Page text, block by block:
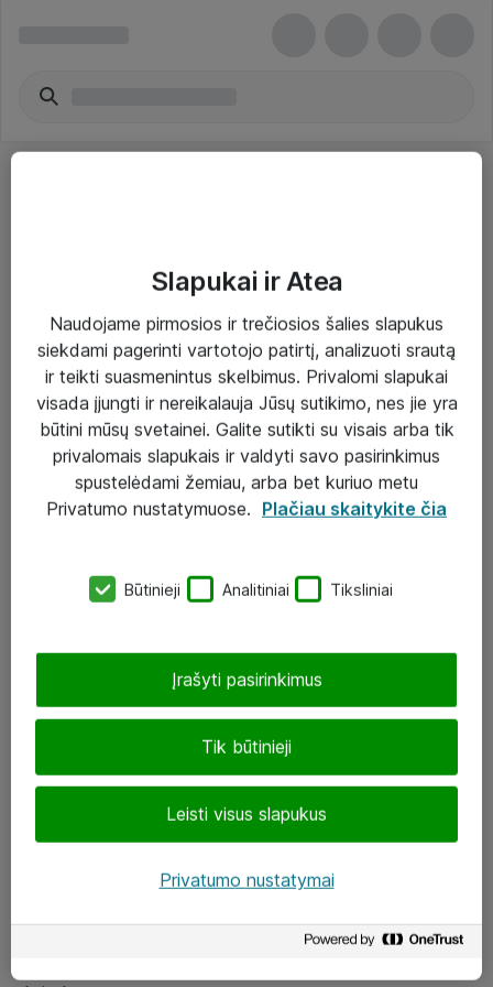
Paslaugos
Sprendimai
Įgyvendinti projektai
Atea ekspertų patarimai verslui
eShop@atea.lt
LinkedIn
Slapukai ir Atea
Naudojame pirmosios ir trečiosios šalies slapukus
siekdami pagerinti vartotojo patirtį, analizuoti srautą
ir teikti suasmenintus skelbimus. Privalomi slapukai
visada įjungti ir nereikalauja Jūsų sutikimo, nes jie yra
būtini mūsų svetainei. Galite sutikti su visais arba tik
privalomais slapukais ir valdyti savo pasirinkimus
spustelėdami žemiau, arba bet kuriuo metu
Privatumo nustatymuose. Plačiau skaitykite čia
Būtinieji Analitiniai Tiksliniai
Tik būtinieji
Leisti visus slapukus
Įrašyti pasirinkimus
Privatumo nustatymai